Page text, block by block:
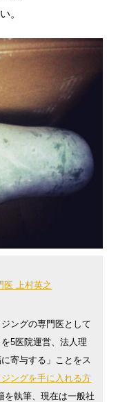
。
医 上村英之
ングの専門医として
5医院運営、法人理
寄与する」ことをス
ングを手に入れる方
を執筆、現在は一般社